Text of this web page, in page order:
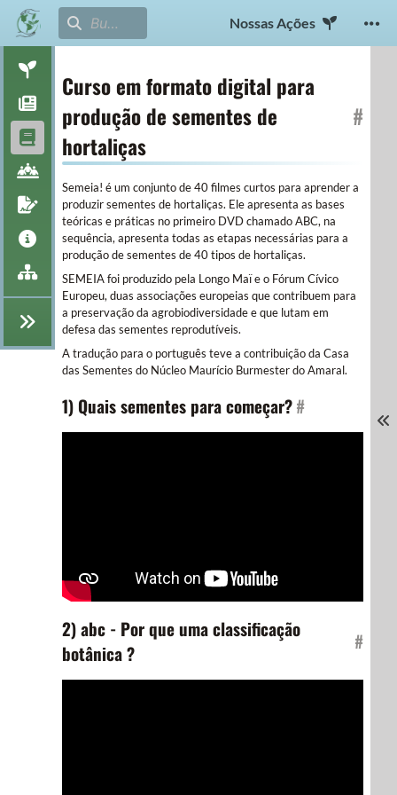
Nossas Ações
Curso em formato digital para
produção de sementes de
hortaliças
#
Semeia! é um conjunto de 40 filmes curtos para aprender a
produzir sementes de hortaliças. Ele apresenta as bases
teóricas e práticas no primeiro DVD chamado ABC, na
sequência, apresenta todas as etapas necessárias para a
produção de sementes de 40 tipos de hortaliças.
SEMEIA foi produzido pela Longo Maï e o Fórum Cívico
Europeu, duas associações europeias que contribuem para
a preservação da agrobiodiversidade e que lutam em
defesa das sementes reprodutíveis.
A tradução para o português teve a contribuição da Casa
das Sementes do Núcleo Maurício Burmester do Amaral.
1) Quais sementes para começar?#
2) abc - Por que uma classificação
botânica ?
#